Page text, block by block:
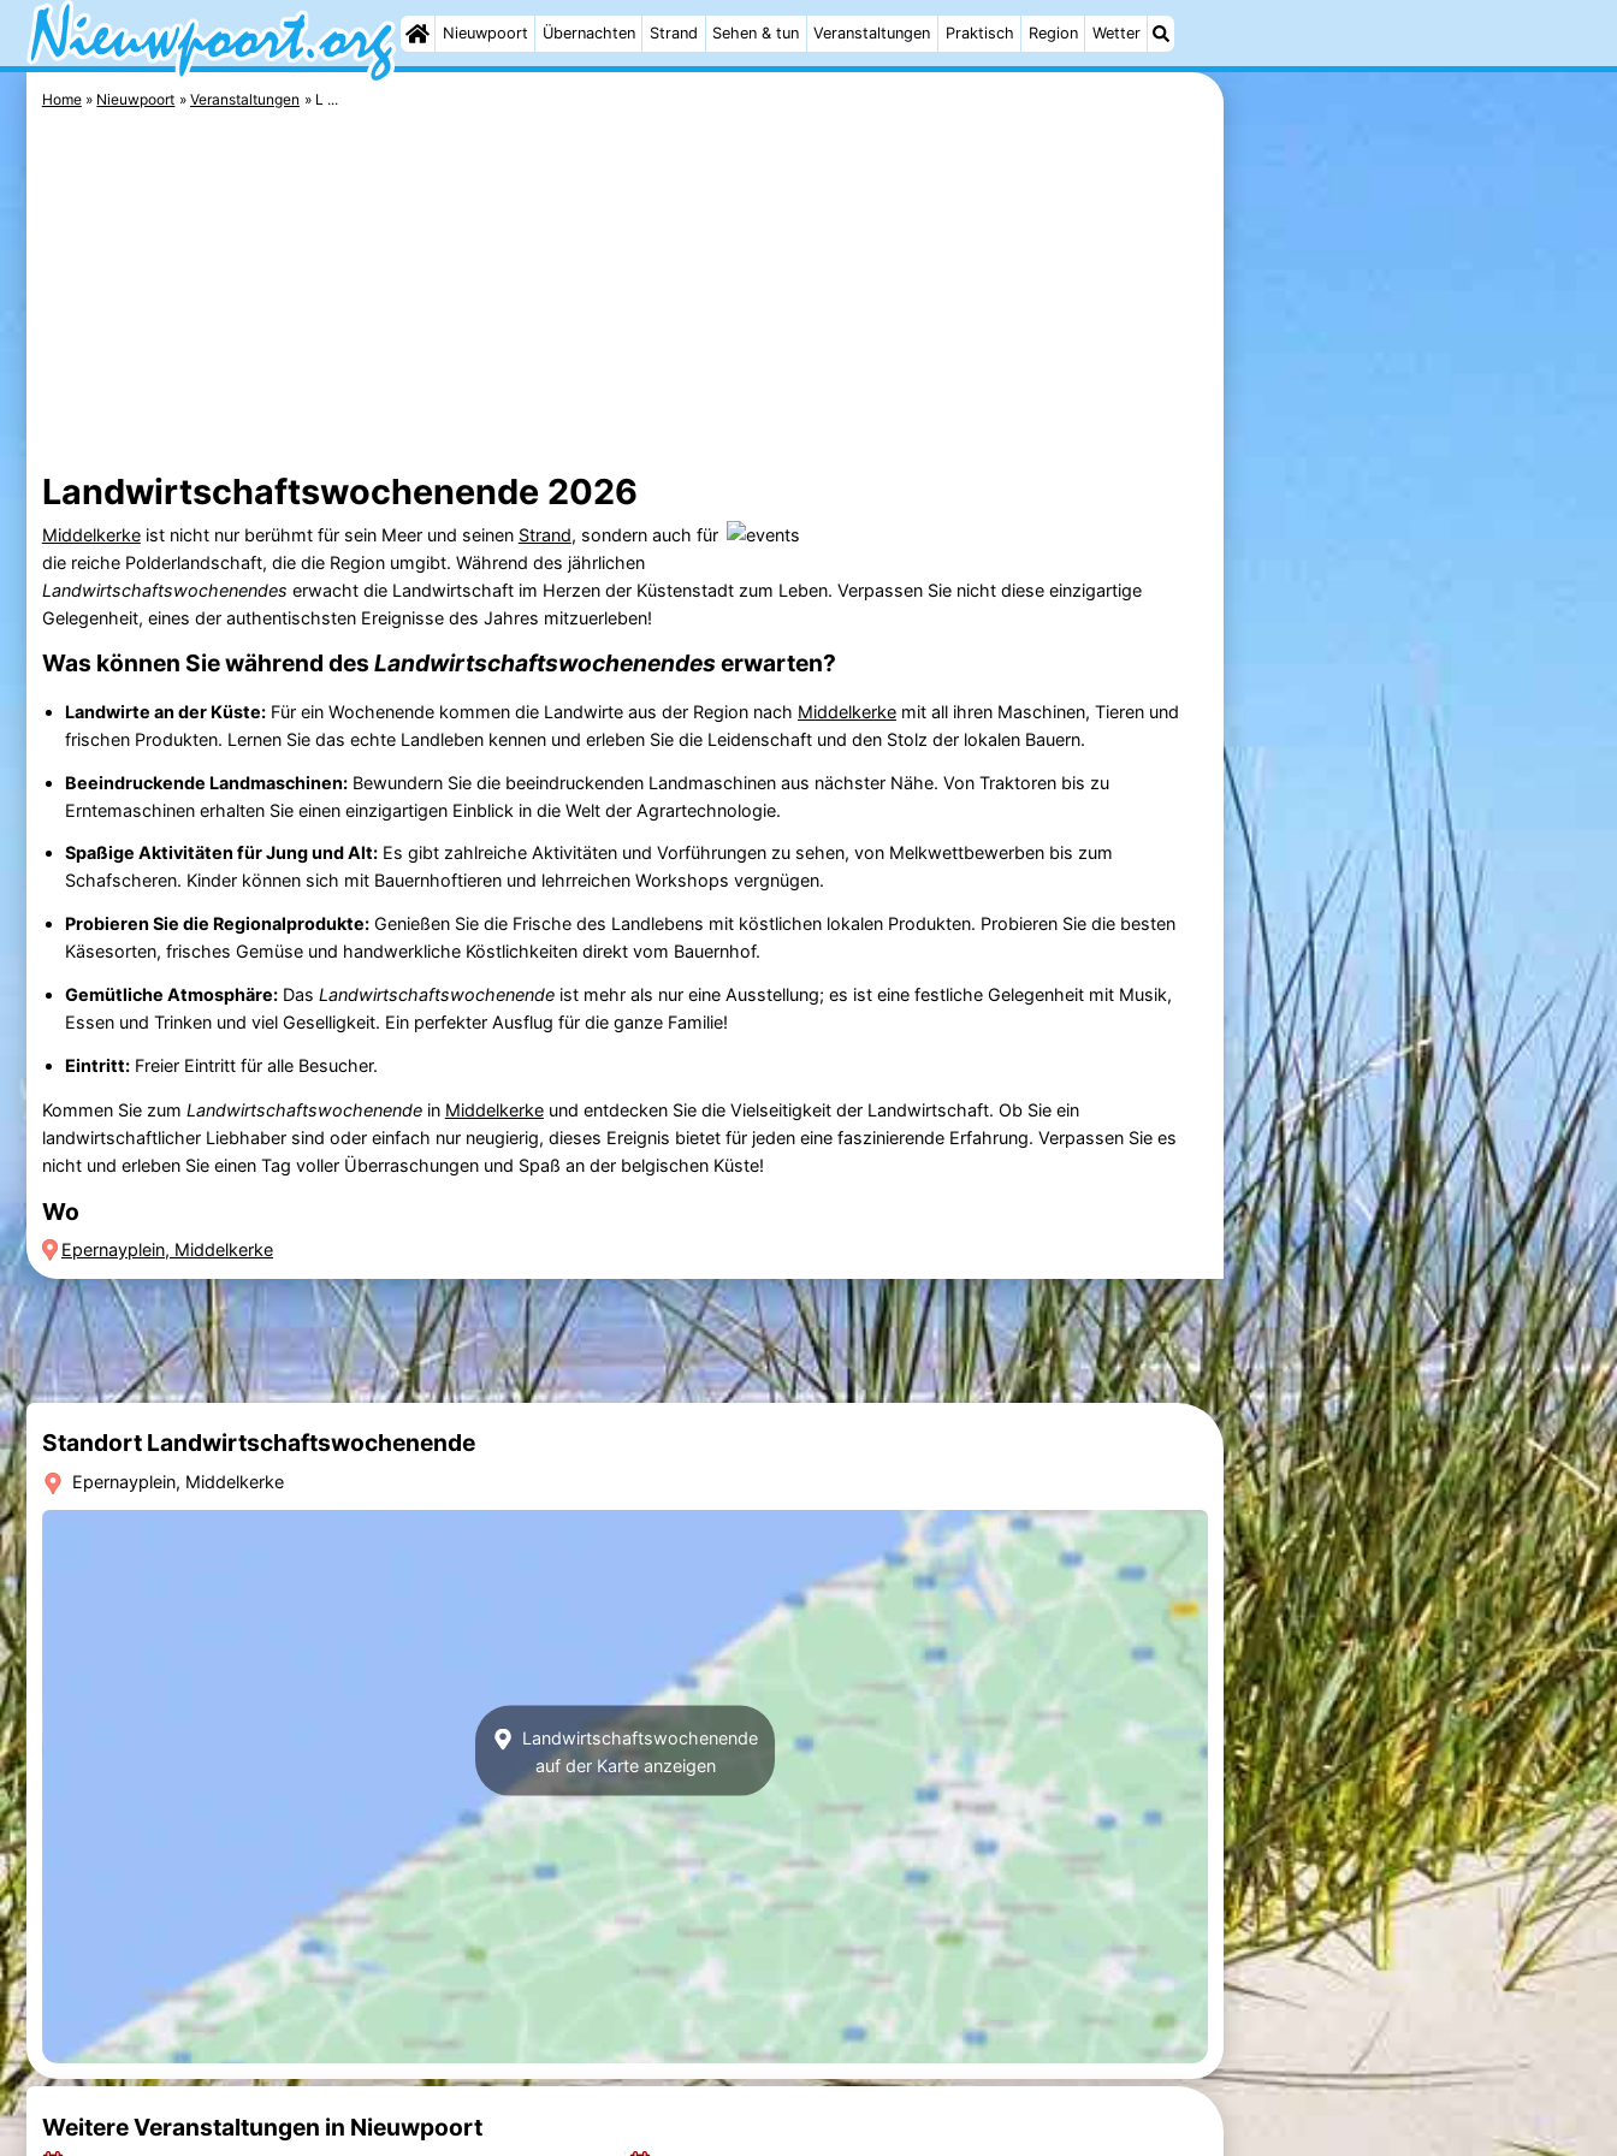
Nieuwpoort Übernachten Strand Sehen & tun Veranstaltungen Praktisch Region Wetter
Home Nieuwpoort Veranstaltungen L ...
Landwirtschaftswochenende 2026
Middelkerkeist nicht nur berühmt für sein Meer und seinen Strand, sondern auch für
die reiche Polderlandschaft, die die Region umgibt. Während des jährlichen
Landwirtschaftswochenendes erwacht die Landwirtschaft im Herzen der Küstenstadt zum Leben. Verpassen Sie nicht diese einzigartige
Gelegenheit, eines der authentischsten Ereignisse des Jahres mitzuerleben!
Was können Sie während des Landwirtschaftswochenendeserwarten?
Landwirte an der Küste:Für ein Wochenende kommen die Landwirte aus der Region nach Middelkerkemit all ihren Maschinen, Tieren und
frischen Produkten. Lernen Sie das echte Landleben kennen und erleben Sie die Leidenschaft und den Stolz der lokalen Bauern.
Beeindruckende Landmaschinen:Bewundern Sie die beeindruckenden Landmaschinen aus nächster Nähe. Von Traktoren bis zu
Erntemaschinen erhalten Sie einen einzigartigen Einblick in die Welt der Agrartechnologie.
Spaßige Aktivitäten für Jung und Alt:Es gibt zahlreiche Aktivitäten und Vorführungen zu sehen, von Melkwettbewerben bis zum
Schafscheren. Kinder können sich mit Bauernhoftieren und lehrreichen Workshops vergnügen.
Probieren Sie die Regionalprodukte:Genießen Sie die Frische des Landlebens mit köstlichen lokalen Produkten. Probieren Sie die besten
Käsesorten, frisches Gemüse und handwerkliche Köstlichkeiten direkt vom Bauernhof.
Gemütliche Atmosphäre:Das Landwirtschaftswochenendeist mehr als nur eine Ausstellung; es ist eine festliche Gelegenheit mit Musik,
Essen und Trinken und viel Geselligkeit. Ein perfekter Ausflug für die ganze Familie!
Eintritt:Freier Eintritt für alle Besucher.
Kommen Sie zum Landwirtschaftswochenendein Middelkerkeund entdecken Sie die Vielseitigkeit der Landwirtschaft. Ob Sie ein
landwirtschaftlicher Liebhaber sind oder einfach nur neugierig, dieses Ereignis bietet für jeden eine faszinierende Erfahrung. Verpassen Sie es
nicht und erleben Sie einen Tag voller Überraschungen und Spaß an der belgischen Küste!
Wo
Epernayplein, Middelkerke
Standort Landwirtschaftswochenende
Epernayplein, Middelkerke
Landwirtschaftswochenende
auf der Karte anzeigen
Weitere Veranstaltungen in Nieuwpoort